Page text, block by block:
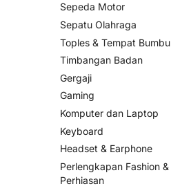
Sepeda Motor
Sepatu Olahraga
Toples & Tempat Bumbu
Timbangan Badan
Gergaji
Gaming
Komputer dan Laptop
Keyboard
Headset & Earphone
Perlengkapan Fashion &
Perhiasan